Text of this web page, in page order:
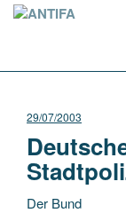
29/07/2003
Der Bund